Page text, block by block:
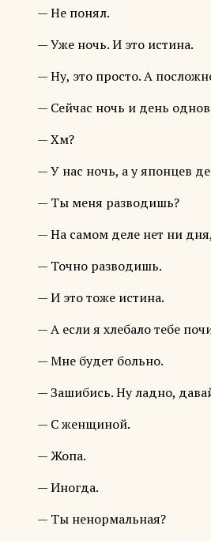
— Не понял.
— Уже ночь. И это истина.
— Ну, это просто. А
— Сейчас ночь и день
— Хм?
— У нас ночь, а у японцев
— Ты меня разводишь?
— На самом деле нет ни
— Точно разводишь.
— И это тоже истина.
— А если я хлебало тебе
— Мне будет больно.
— Зашибись. Ну ладно,
— С женщиной.
— Жопа.
— Иногда.
— Ты ненормальная?